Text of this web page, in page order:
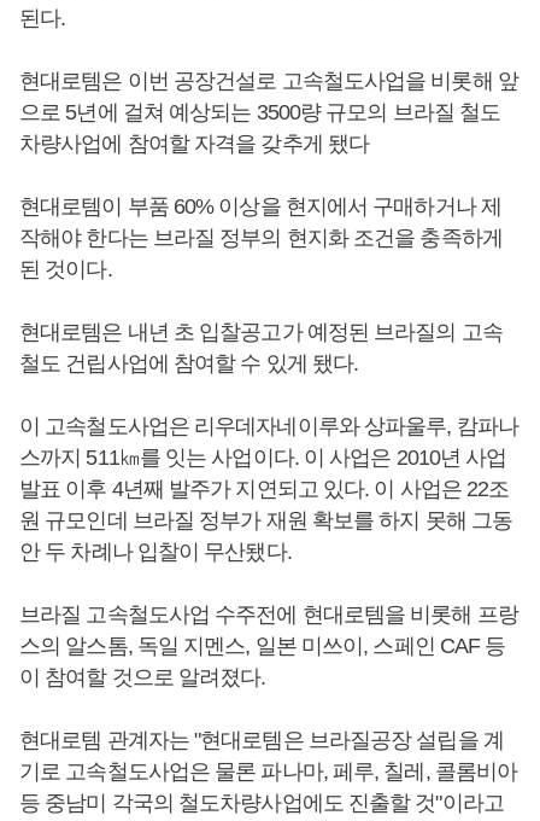
된다.
현대로템은 이번 공장건설로 고속철도사업을 비롯해 앞
으로 5년에 걸쳐 예상되는 3500량 규모의 브라질 철도
차량사업에 참여할 자격을 갖추게 됐다
현대로템이 부품 60% 이상을 현지에서 구매하거나 제
작해야 한다는 브라질 정부의 현지화 조건을 충족하게
된 것이다.
현대로템은 내년 초 입찰공고가 예정된 브라질의 고속
철도 건립사업에 참여할 수 있게 됐다.
이 고속철도사업은 리우데자네이루와 상파울루, 캄파나
스까지 511㎞를 잇는 사업이다. 이 사업은 2010년 사업
발표 이후 4년째 발주가 지연되고 있다. 이 사업은 22조
원 규모인데 브라질 정부가 재원 확보를 하지 못해 그동
안 두 차례나 입찰이 무산됐다.
브라질 고속철도사업 수주전에 현대로템을 비롯해 프랑
스의 알스톰, 독일 지멘스, 일본 미쓰이, 스페인 CAF 등
이 참여할 것으로 알려졌다.
현대로템 관계자는 "현대로템은 브라질공장 설립을 계
기로 고속철도사업은 물론 파나마, 페루, 칠레, 콜롬비아
등 중남미 각국의 철도차량사업에도 진출할 것"이라고